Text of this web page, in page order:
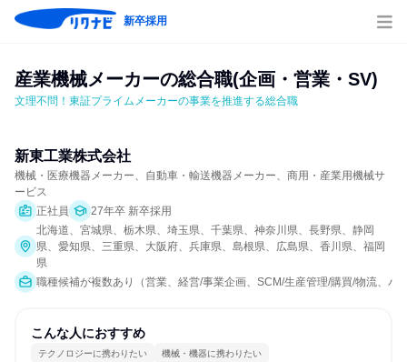
新卒採用
産業機械メーカーの総合職(企画・営業・SV)
文理不問！東証プライムメーカーの事業を推進する総合職
新東工業株式会社
機械・医療機器メーカー、自動車・輸送機器メーカー、商用・産業用機械サ
ービス
正社員
27年卒 新卒採用
北海道、宮城県、栃木県、埼玉県、千葉県、神奈川県、長野県、静岡
県、愛知県、三重県、大阪府、兵庫県、島根県、広島県、香川県、福岡
県
職種候補が複数あり（営業、経営/事業企画、SCM/生産管理/購買/物流、
こんな人におすすめ
テクノロジーに携わりたい 機械・機器に携わりたい